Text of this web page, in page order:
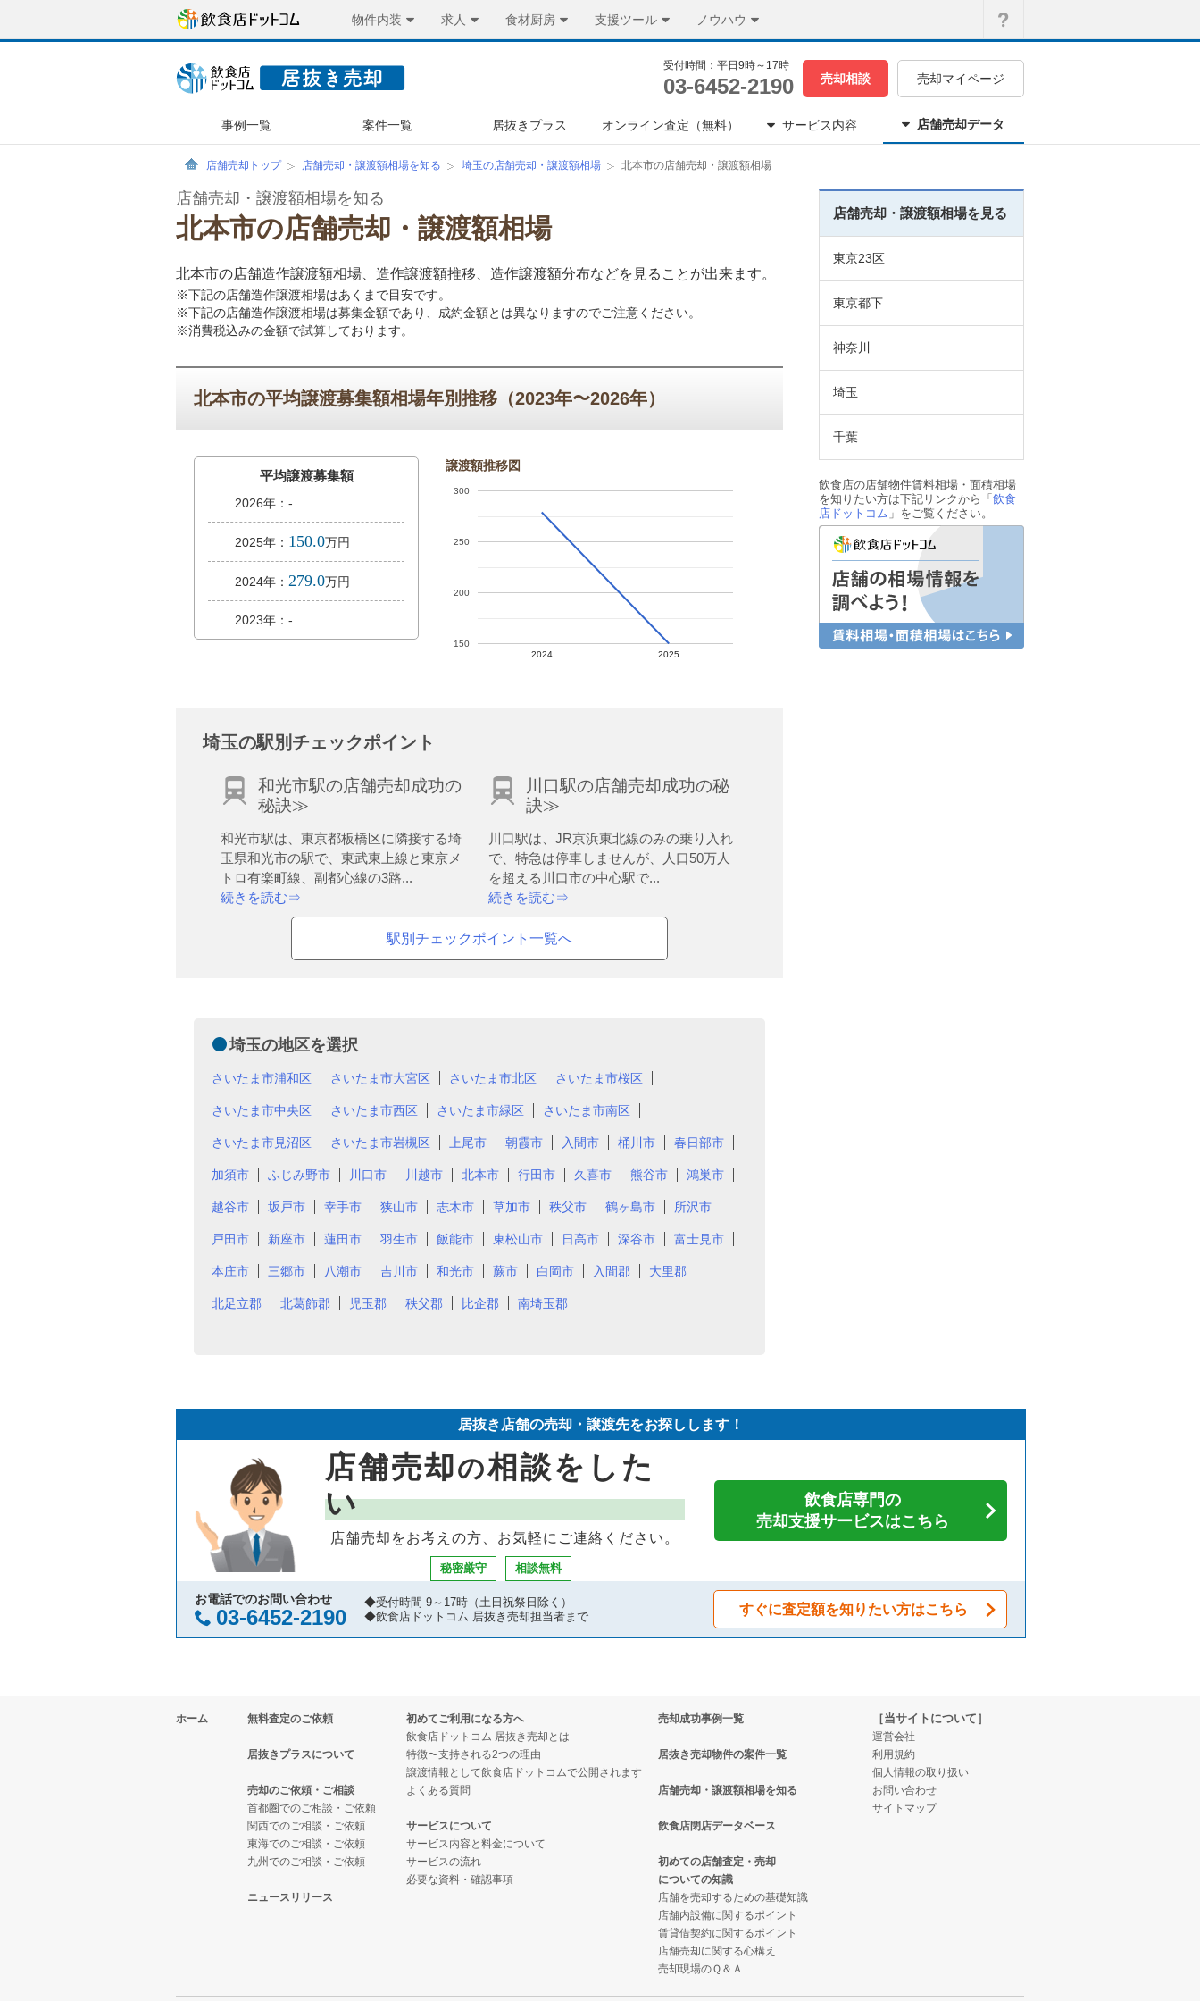
物件内装 求人 食材厨房 支援ツール ノウハウ
受付時間：平日9時～17時
03-6452-2190 売却相談 売却マイページ
事例一覧 案件一覧 居抜きプラス オンライン査定（無料） サービス内容 店舗売却データ
店舗売却トップ 店舗売却・譲渡額相場を知る 埼玉の店舗売却・譲渡額相場 北本市の店舗売却・譲渡額相場
店舗売却・譲渡額相場を知る
北本市の店舗売却・譲渡額相場
北本市の店舗造作譲渡額相場、造作譲渡額推移、造作譲渡額分布などを見ることが出来ます。
※下記の店舗造作譲渡相場はあくまで目安です。
※下記の店舗造作譲渡相場は募集金額であり、成約金額とは異なりますのでご注意ください。
※消費税込みの金額で試算しております。
北本市の平均譲渡募集額相場年別推移（2023年〜2026年）
平均譲渡募集額
2026年：-
2025年： 150.0万円
2024年： 279.0万円
2023年：-
譲渡額推移図
2024 2025
150
200
250
300
埼玉の駅別チェックポイント
和光市駅の店舗売却成功の
秘訣≫
和光市駅は、東京都板橋区に隣接する埼
玉県和光市の駅で、東武東上線と東京メ
トロ有楽町線、副都心線の3路...
続きを読む⇒
川口駅の店舗売却成功の秘
訣≫
川口駅は、JR京浜東北線のみの乗り入れ
で、特急は停車しませんが、人口50万人
を超える川口市の中心駅で...
続きを読む⇒
駅別チェックポイント一覧へ
埼玉の地区を選択
さいたま市浦和区 さいたま市大宮区 さいたま市北区 さいたま市桜区
さいたま市中央区 さいたま市西区 さいたま市緑区 さいたま市南区
さいたま市見沼区 さいたま市岩槻区 上尾市 朝霞市 入間市 桶川市 春日部市
加須市 ふじみ野市 川口市 川越市 北本市 行田市 久喜市 熊谷市 鴻巣市
越谷市 坂戸市 幸手市 狭山市 志木市 草加市 秩父市 鶴ヶ島市 所沢市
戸田市 新座市 蓮田市 羽生市 飯能市 東松山市 日高市 深谷市 富士見市
本庄市 三郷市 八潮市 吉川市 和光市 蕨市 白岡市 入間郡 大里郡
北足立郡 北葛飾郡 児玉郡 秩父郡 比企郡 南埼玉郡
店舗売却・譲渡額相場を見る
東京23区
東京都下
神奈川
埼玉
千葉
飲食店の店舗物件賃料相場・面積相場
を知りたい方は下記リンクから「 飲食
店ドットコム 」をご覧ください。
居抜き店舗の売却・譲渡先をお探しします！
店舗売却の相談をした
い
店舗売却をお考えの方、お気軽にご連絡ください。
秘密厳守 相談無料
飲食店専門の
売却支援サービスはこちら
お電話でのお問い合わせ
03-6452-2190
◆受付時間 9～17時（土日祝祭日除く）
◆飲食店ドットコム 居抜き売却担当者まで
すぐに査定額を知りたい方はこちら
ホーム 無料査定のご依頼
居抜きプラスについて
売却のご依頼・ご相談
首都圏でのご相談・ご依頼
関西でのご相談・ご依頼
東海でのご相談・ご依頼
九州でのご相談・ご依頼
ニュースリリース
初めてご利用になる方へ
飲食店ドットコム 居抜き売却とは
特徴〜支持される2つの理由
譲渡情報として飲食店ドットコムで公開されます
よくある質問
サービスについて
サービス内容と料金について
サービスの流れ
必要な資料・確認事項
売却成功事例一覧
居抜き売却物件の案件一覧
店舗売却・譲渡額相場を知る
飲食店閉店データベース
初めての店舗査定・売却
についての知識
店舗を売却するための基礎知識
店舗内設備に関するポイント
賃貸借契約に関するポイント
店舗売却に関する心構え
売却現場のＱ＆Ａ
［当サイトについて］
運営会社
利用規約
個人情報の取り扱い
お問い合わせ
サイトマップ